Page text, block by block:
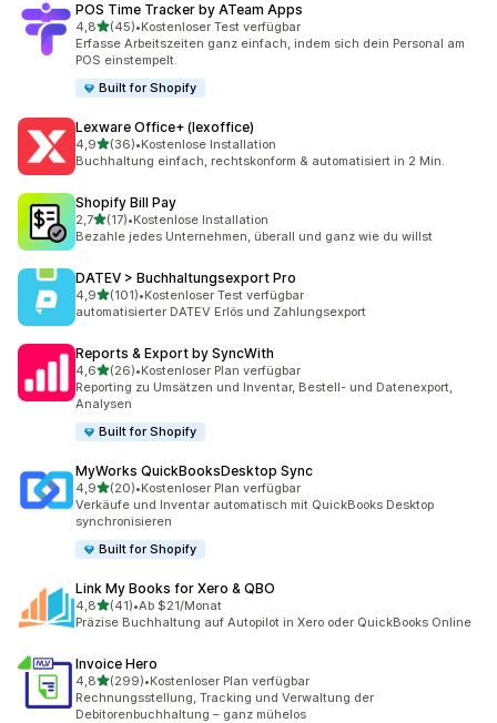
POS Time Tracker by ATeam Apps
4,8von 5 Sternen
(45)
45 Rezensionen insgesamt
•Kostenloser Test verfügbar
Erfasse Arbeitszeiten ganz einfach, indem sich dein Personal am
POS einstempelt.
Built for Shopify
Lexware Office+ (lexoffice)
4,9von 5 Sternen
(36)
36 Rezensionen insgesamt
•Kostenlose Installation
Buchhaltung einfach, rechtskonform & automatisiert in 2 Min.
Shopify Bill Pay
2,7von 5 Sternen
(17)
17 Rezensionen insgesamt
•Kostenlose Installation
Bezahle jedes Unternehmen, überall und ganz wie du willst
DATEV > Buchhaltungsexport Pro
4,9von 5 Sternen
(101)
101 Rezensionen insgesamt
•Kostenloser Test verfügbar
automatisierter DATEV Erlös und Zahlungsexport
Reports & Export by SyncWith
4,6von 5 Sternen
(26)
26 Rezensionen insgesamt
•Kostenloser Plan verfügbar
Reporting zu Umsätzen und Inventar, Bestell- und Datenexport,
Analysen
Built for Shopify
MyWorks QuickBooksDesktop Sync
4,9von 5 Sternen
(20)
20 Rezensionen insgesamt
•Kostenloser Plan verfügbar
Verkäufe und Inventar automatisch mit QuickBooks Desktop
synchronisieren
Built for Shopify
Link My Books for Xero & QBO
4,8von 5 Sternen
(41)
41 Rezensionen insgesamt
•Ab $21/Monat
Präzise Buchhaltung auf Autopilot in Xero oder QuickBooks Online
Invoice Hero
4,8von 5 Sternen
(299)
299 Rezensionen insgesamt
•Kostenloser Plan verfügbar
Rechnungsstellung, Tracking und Verwaltung der
Debitorenbuchhaltung – ganz mühelos